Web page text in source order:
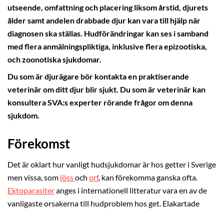
utseende, omfattning och placering liksom årstid, djurets
ålder samt andelen drabbade djur kan vara till hjälp när
diagnosen ska ställas. Hudförändringar kan ses i samband
med flera anmälningspliktiga, inklusive flera epizootiska,
och zoonotiska sjukdomar.
Du som är djurägare bör kontakta en praktiserande
veterinär om ditt djur blir sjukt. Du som är veterinär kan
konsultera SVA:s experter rörande frågor om denna
sjukdom.
Förekomst
Det är oklart hur vanligt hudsjukdomar är hos getter i Sverige
men vissa, som lössoch orf, kan förekomma ganska ofta.
Ektoparasiteranges i internationell litteratur vara en av de
vanligaste orsakerna till hudproblem hos get. Elakartade